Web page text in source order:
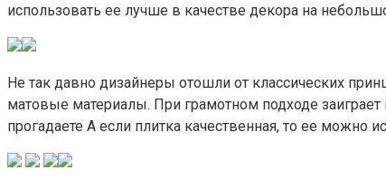
использовать ее лучше в качестве декора на
Не так давно дизайнеры отошли от классических
матовые материалы. При грамотном подходе
прогадаете А если плитка качественная, то ее можно